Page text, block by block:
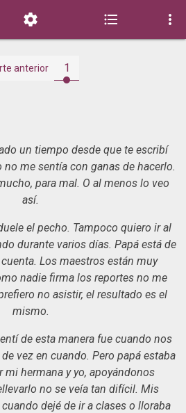
  
anterior 1
un tiempo desde que te escribí
me sentía con ganas de hacerlo.
para mal. O al menos lo veo
así.
el pecho. Tampoco quiero ir al
durante varios días. Papá está de
Los maestros están muy
nadie firma los reportes no me
no asistir, el resultado es el
mismo.
de esta manera fue cuando nos
vez en cuando. Pero papá estaba
mi hermana y yo, apoyándonos
no se veía tan difícil. Mis
dejé de ir a clases o lloraba